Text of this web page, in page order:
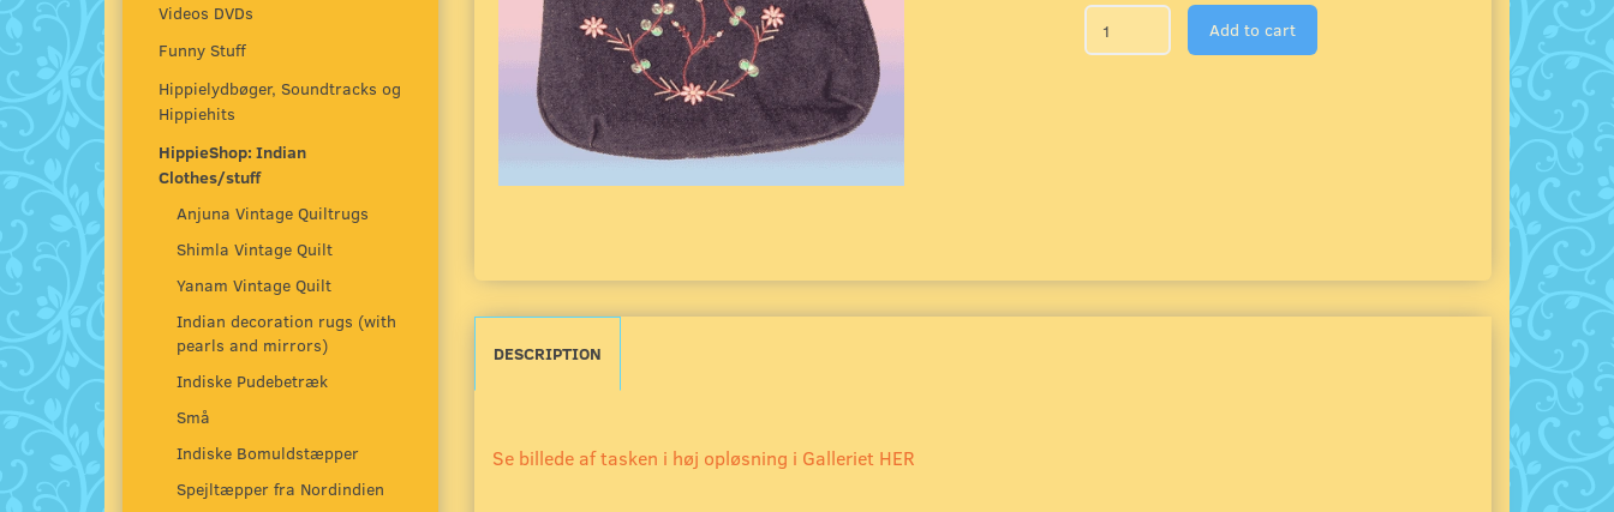
Videos DVDs
Funny Stuff
Hippielydbøger, Soundtracks og
Hippiehits
HippieShop: Indian
Clothes/stuff
Anjuna Vintage Quiltrugs
Shimla Vintage Quilt
Yanam Vintage Quilt
Indian decoration rugs (with
pearls and mirrors)
Indiske Pudebetræk
Små
Indiske Bomuldstæpper
Spejltæpper fra Nordindien
Add to cart
DESCRIPTION
Se billede af tasken i høj opløsning i Galleriet HER